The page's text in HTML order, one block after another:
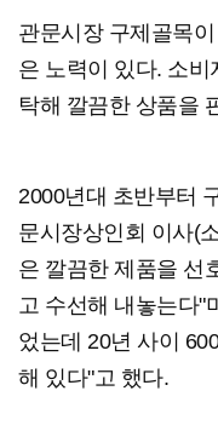
관문시장 구제골목
은 노력이 있다. 소비
탁해 깔끔한 상품을
2000년대 초반부터
문시장상인회 이사(
은 깔끔한 제품을 선
고 수선해 내놓는다"
었는데 20년 사이
해 있다"고 했다.